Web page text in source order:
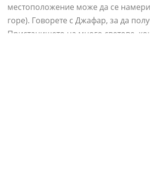
местоположение може да се намери
горе). Говорете с Джафар, за да
Пристанището на много светове,